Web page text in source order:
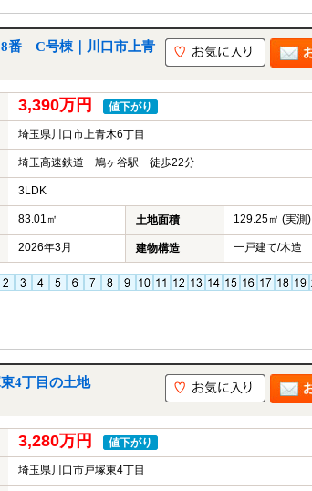
番 C号棟｜川口市上青
3,390万円 値下がり
埼玉県川口市上青木6丁目
埼玉高速鉄道 鳩ヶ谷駅 徒歩22分
3LDK
83.01㎡ 土地面積 129.25㎡ (実測)
2026年3月 建物構造 一戸建て/木造
4丁目の土地
3,280万円 値下がり
埼玉県川口市戸塚東4丁目